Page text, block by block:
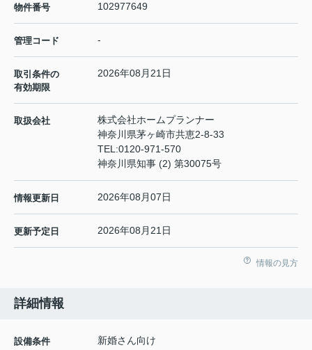
物件番号 102977649
管理コード -
取引条件の
有効期限
2026年08月21日
取扱会社
株式会社ホームプランナー
神奈川県茅ヶ崎市共恵2-8-33
TEL:0120-971-570
神奈川県知事 (2) 第30075号
情報更新日 2026年08月07日
更新予定日 2026年08月21日
情報の見方
詳細情報
設備条件
新婚さん向け